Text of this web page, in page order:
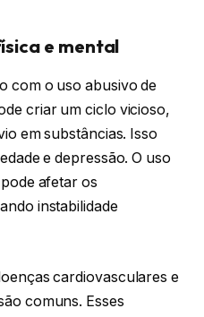
e mental
com o uso abusivo de
criar um ciclo vicioso,
em substâncias. Isso
e depressão. O uso
afetar os
instabilidade
cardiovasculares e
comuns. Esses